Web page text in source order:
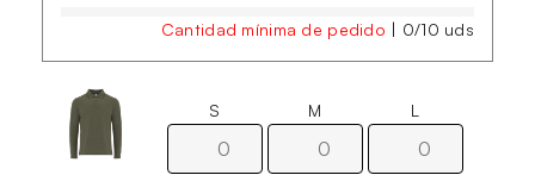
Cantidad mínima de pedido | 0/10 uds
S M L